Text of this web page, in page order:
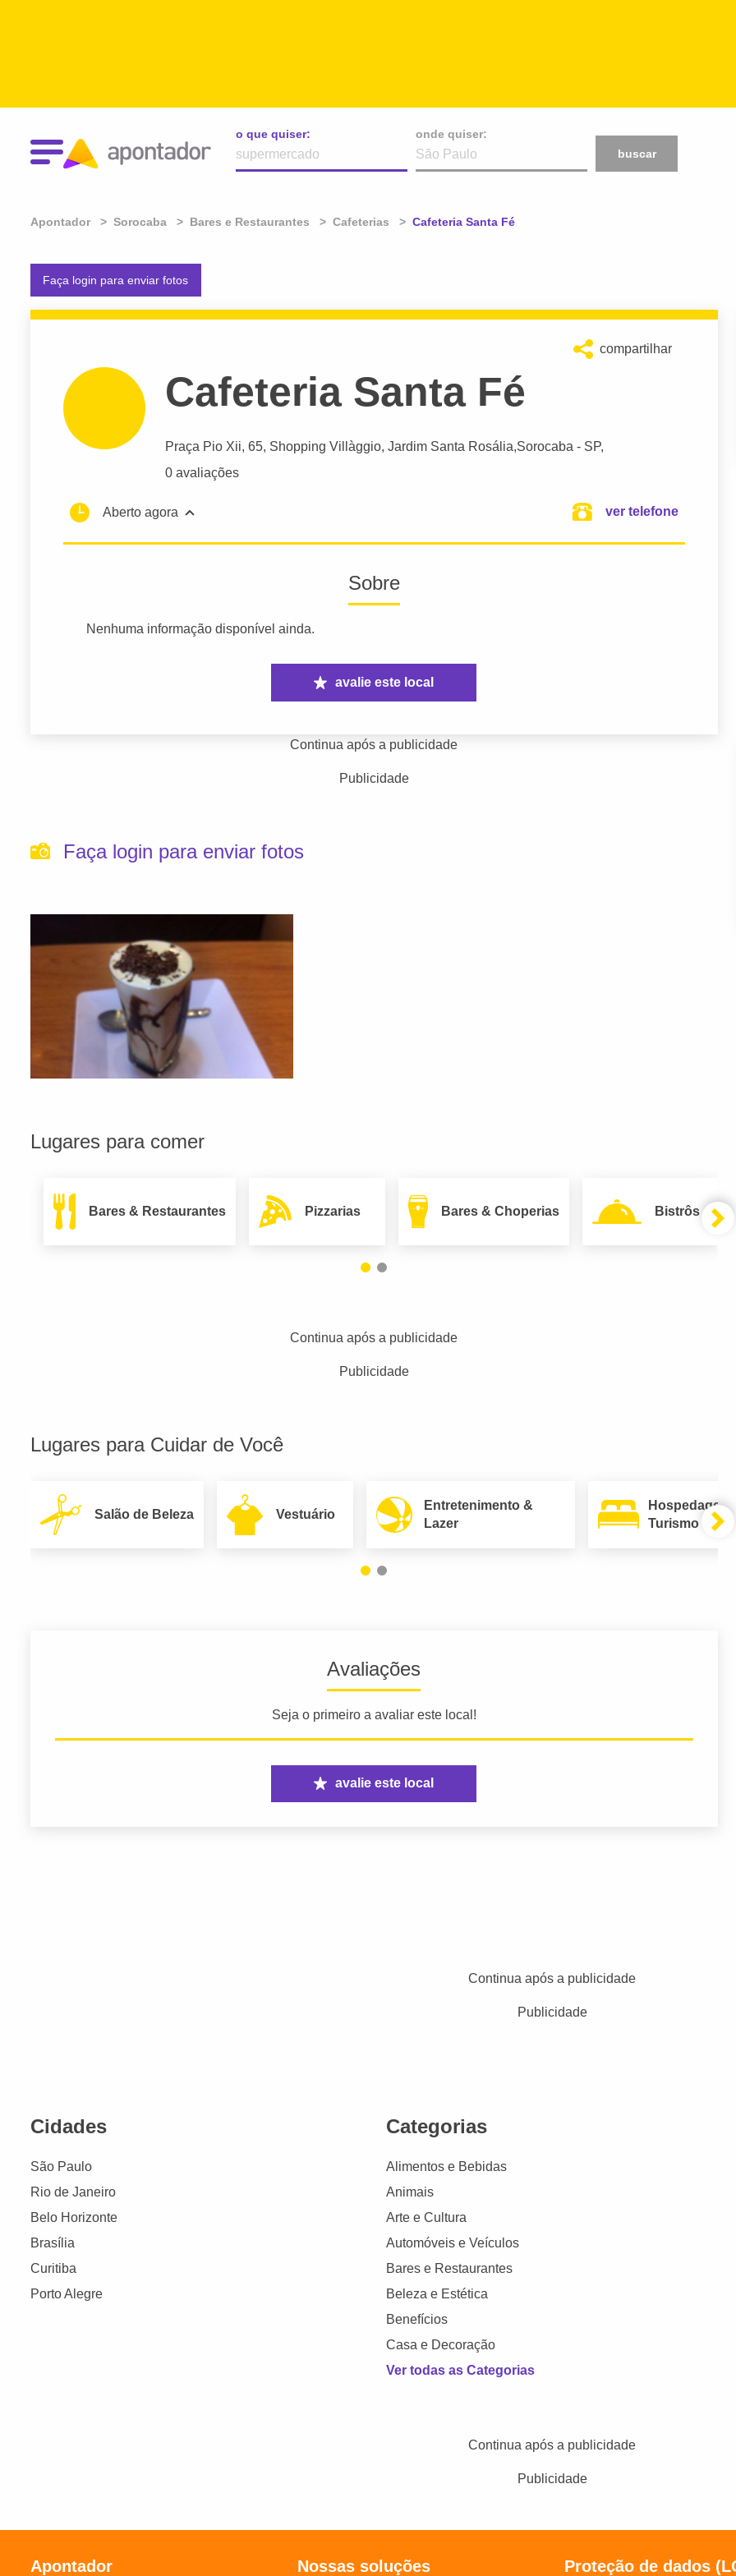
o que quiser:
onde quiser:
buscar
Apontador Sorocaba Bares e Restaurantes Cafeterias Atual:
Cafeteria Santa Fé
Faça login para enviar fotos
compartilhar
Cafeteria Santa Fé
Praça Pio Xii, 65, Shopping Villàggio, Jardim Santa Rosália,Sorocaba - SP,
0 avaliações
Aberto agora ver telefone
Sobre
Nenhuma informação disponível ainda.
avalie este local
Continua após a publicidade
Publicidade
Faça login para enviar fotos
Lugares para comer
Bares & Restaurantes Pizzarias Bares & Choperias Bistrôs
Continua após a publicidade
Publicidade
Lugares para Cuidar de Você
Salão de Beleza Vestuário
Entretenimento &
Lazer
Hospedagem
Turismo
Avaliações
Seja o primeiro a avaliar este local!
avalie este local
Continua após a publicidade
Publicidade
Cidades
São Paulo
Rio de Janeiro
Belo Horizonte
Brasília
Curitiba
Porto Alegre
Categorias
Alimentos e Bebidas
Animais
Arte e Cultura
Automóveis e Veículos
Bares e Restaurantes
Beleza e Estética
Benefícios
Casa e Decoração
Ver todas as Categorias
Continua após a publicidade
Publicidade
Apontador Nossas soluções Proteção de dados